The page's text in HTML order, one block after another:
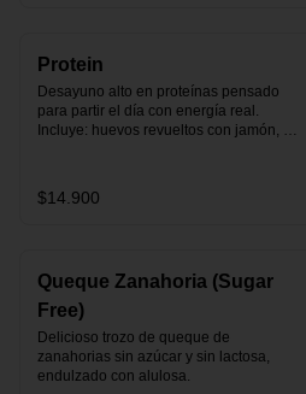
Protein
Desayuno alto en proteínas pensado
para partir el día con energía real.
Incluye: huevos revueltos con jamón,
mermelada de arándanos y granola
receta exclusiva The Breakfast, porción
$14.900
Queque Zanahoria (Sugar
Free)
Delicioso trozo de queque de
zanahorias sin azúcar y sin lactosa,
endulzado con alulosa.